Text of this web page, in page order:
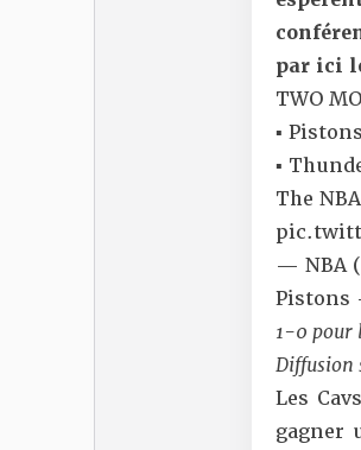
par ici
TWO
▪️
▪️
The
— NBA
Pistons
1-0 pour
Diffusion
Les
gagner